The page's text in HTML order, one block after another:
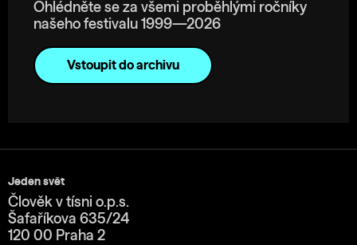
Ohlédněte se za všemi proběhlými ročníky
našeho festivalu 1999—2026
Vstoupit do archivu
Jeden svět
Člověk v tísni o.p.s.
Šafaříkova 635/24
120 00 Praha 2